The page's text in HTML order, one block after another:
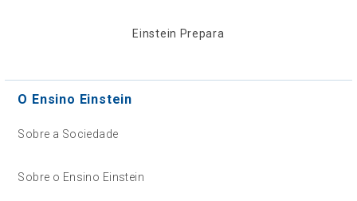
Einstein Prepara
O Ensino Einstein
Sobre a Sociedade
Sobre o Ensino Einstein